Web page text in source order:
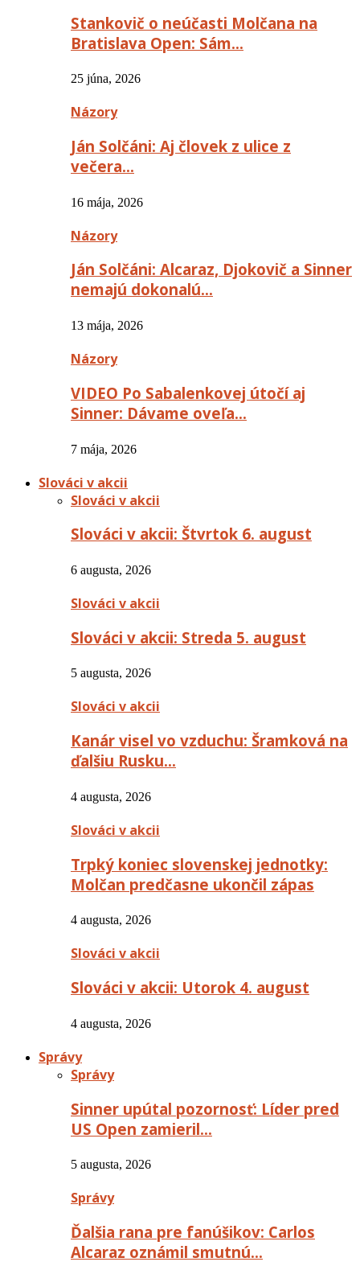
Stankovič o neúčasti Molčana na
Bratislava Open: Sám…
25 júna, 2026
Názory
Ján Solčáni: Aj človek z ulice z
večera…
16 mája, 2026
Názory
Ján Solčáni: Alcaraz, Djokovič a Sinner
nemajú dokonalú…
13 mája, 2026
Názory
VIDEO Po Sabalenkovej útočí aj
Sinner: Dávame oveľa…
7 mája, 2026
Slováci v akcii
Slováci v akcii
Slováci v akcii: Štvrtok 6. august
6 augusta, 2026
Slováci v akcii
Slováci v akcii: Streda 5. august
5 augusta, 2026
Slováci v akcii
Kanár visel vo vzduchu: Šramková na
ďalšiu Rusku…
4 augusta, 2026
Slováci v akcii
Trpký koniec slovenskej jednotky:
Molčan predčasne ukončil zápas
4 augusta, 2026
Slováci v akcii
Slováci v akcii: Utorok 4. august
4 augusta, 2026
Správy
Správy
Sinner upútal pozornosť: Líder pred
US Open zamieril…
5 augusta, 2026
Správy
Ďalšia rana pre fanúšikov: Carlos
Alcaraz oznámil smutnú…